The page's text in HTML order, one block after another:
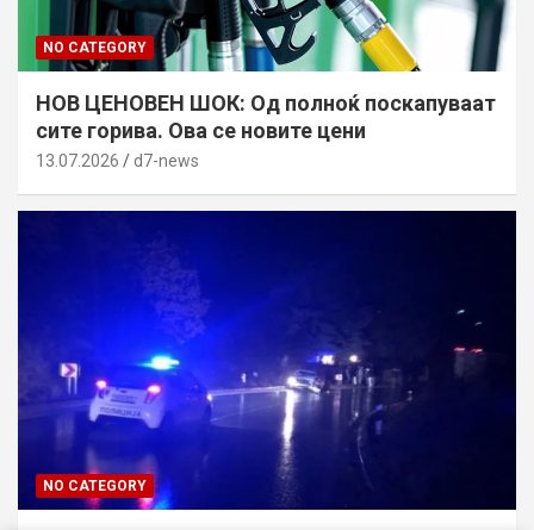
NO CATEGORY
НОВ ЦЕНОВЕН ШОК: Од полноќ поскапуваат
сите горива. Ова се новите цени
13.07.2026 d7-news
NO CATEGORY